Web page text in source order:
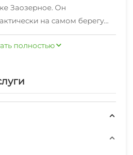
Заозерное. Он
на самом берегу
метрах от песчаного пляжа.
расположенные на 2
площадки для
людей с ограниченными
где для гостей будет
полностью